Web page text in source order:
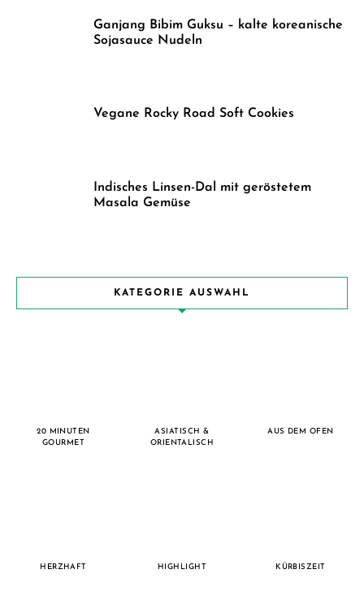
Ganjang Bibim Guksu – kalte koreanische
Sojasauce Nudeln
Vegane Rocky Road Soft Cookies
Indisches Linsen-Dal mit geröstetem
Masala Gemüse
KATEGORIE AUSWAHL
20 MINUTEN
GOURMET
ASIATISCH &
ORIENTALISCH
AUS DEM OFEN
HERZHAFT HIGHLIGHT KÜRBISZEIT